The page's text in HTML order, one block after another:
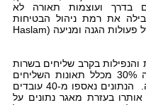
בדרך ועוצמות תאורה לא
את רמת ניהול הבטיחות
והפיקוח על העובד, ומקשה על יישום של פעולות הגנה ומניעה (Haslam
בקרב שליחים בשרות
הדואר. בשירות זה היוו תאונות נפילה 30% מכלל תאונות השליחים
וגרמו לאובדן של כ-35% מימי העבודה. הנתונים נאספו מ-40 עובדים
בעזרת מאגר נתונים על